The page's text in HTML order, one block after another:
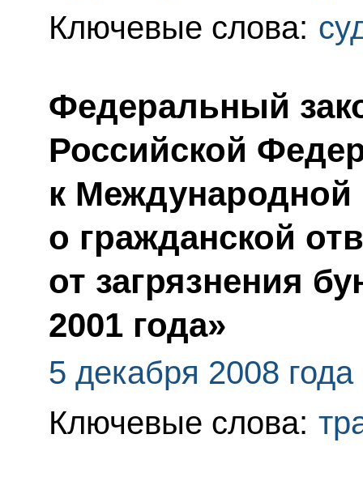
Ключевые слова:
Федеральный
Российской
к Международной
о гражданской
от загрязнения
2001 года»
5 декабря 2008 года
Ключевые слова: